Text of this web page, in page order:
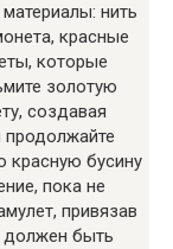
нить
красные
которые
золотую
создавая
продолжайте
красную бусину
пока не
привязав
должен быть